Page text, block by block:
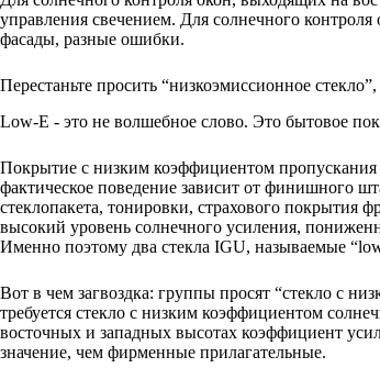
управления свечением. Для солнечного
фасады, разные ошибки.
Перестаньте просить “низкоэмиссионное
Low-E - это не волшебное слово. Это бытовое
Покрытие с низким коэффициентом пропускания
фактическое поведение зависит от финишного
стеклопакета, тонировки, страхового покрытия
высокий уровень солнечного усиления,
Именно поэтому два стекла IGU, называемые
Вот в чем загвоздка: группы просят “стекло с
требуется стекло с низким коэффициентом
восточных и западных высотах коэффициент
значение, чем фирменные прилагательные.